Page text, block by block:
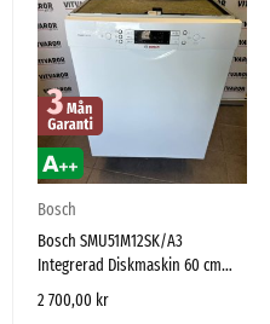
Bosch
Bosch SMU51M12SK/A3
Integrerad Diskmaskin 60 cm
Zeolith – Mycket fint skick
2 700,00 kr